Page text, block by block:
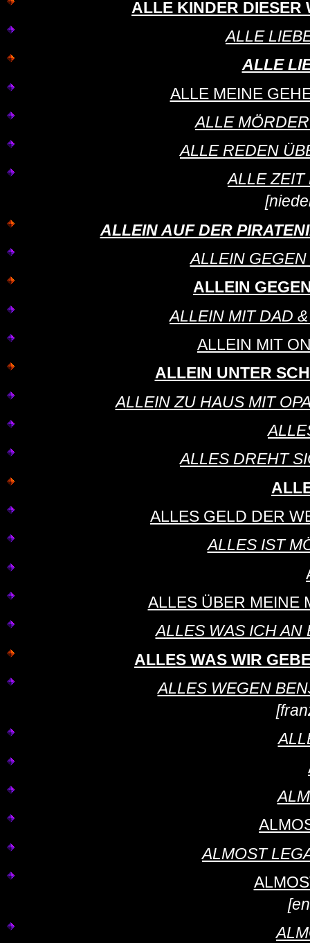
ALLE KINDER
ALLE
ALLE
ALLE MEINE
ALLE
ALLE REDEN
ALLE ZEIT
ALLEIN AUF DER
ALLEIN
ALLEIN
ALLEIN MIT DAD
ALLEIN MIT
ALLEIN UNTER
ALLEIN ZU HAUS MIT
ALLES DREHT
ALLES GELD DER
ALLES IST
ALLES ÜBER MEINE
ALLES WAS ICH AN
ALLES WAS WIR
ALLES WEGEN
ALMOST